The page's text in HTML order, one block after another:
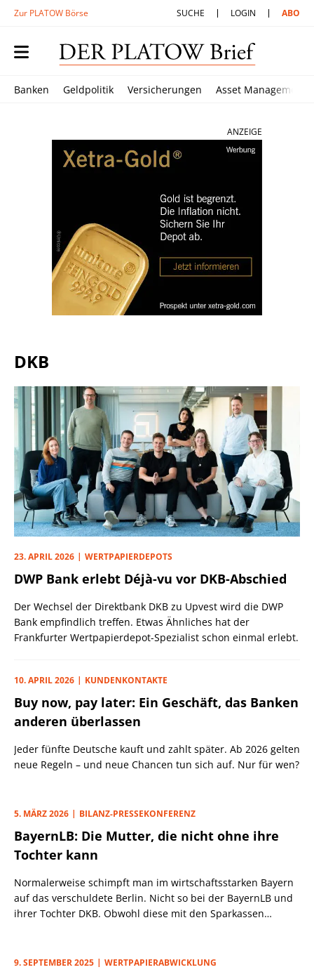
Zur PLATOW Börse SUCHE LOGIN ABO
Banken Geldpolitik Versicherungen Asset Management
ANZEIGE
DKB
23. APRIL 2026 WERTPAPIERDEPOTS
DWP Bank erlebt Déjà-vu vor DKB-Abschied
Der Wechsel der Direktbank DKB zu Upvest wird die DWP
Bank empfindlich treffen. Etwas Ähnliches hat der
Frankfurter Wertpapierdepot-Spezialist schon einmal erlebt.
10. APRIL 2026 KUNDENKONTAKTE
Buy now, pay later: Ein Geschäft, das Banken
anderen überlassen
Jeder fünfte Deutsche kauft und zahlt später. Ab 2026 gelten
neue Regeln – und neue Chancen tun sich auf. Nur für wen?
5. MÄRZ 2026 BILANZ-PRESSEKONFERENZ
BayernLB: Die Mutter, die nicht ohne ihre
Tochter kann
Normalerweise schimpft man im wirtschaftsstarken Bayern
auf das verschuldete Berlin. Nicht so bei der BayernLB und
ihrer Tochter DKB. Obwohl diese mit den Sparkassen
9. SEPTEMBER 2025 WERTPAPIERABWICKLUNG